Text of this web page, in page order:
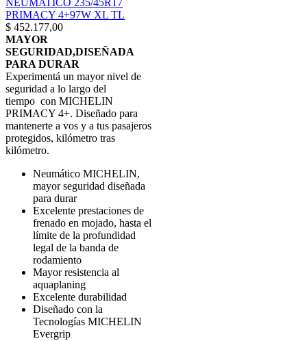
NEUMATICO 235/45R17
PRIMACY 4+97W XL TL
$ 452.177,00
MAYOR
SEGURIDAD,DISEÑADA
PARA DURAR
Experimentá un mayor nivel de
seguridad a lo largo del
tiempo con MICHELIN
PRIMACY 4+. Diseñado para
mantenerte a vos y a tus pasajeros
protegidos, kilómetro tras
kilómetro.
Neumático MICHELIN,
mayor seguridad diseñada
para durar
Excelente prestaciones de
frenado en mojado, hasta el
límite de la profundidad
legal de la banda de
rodamiento
Mayor resistencia al
aquaplaning
Excelente durabilidad
Diseñado con la
Tecnologías MICHELIN
Evergrip